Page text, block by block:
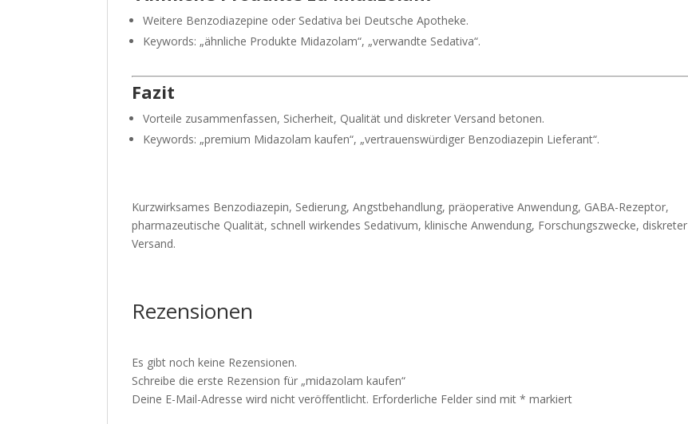
Weitere Benzodiazepine oder Sedativa bei Deutsche Apotheke.
Keywords: „ähnliche Produkte Midazolam“, „verwandte Sedativa“.
Fazit
Vorteile zusammenfassen, Sicherheit, Qualität und diskreter Versand betonen.
Keywords: „premium Midazolam kaufen“, „vertrauenswürdiger Benzodiazepin Lieferant“.
Kurzwirksames Benzodiazepin, Sedierung, Angstbehandlung, präoperative Anwendung, GABA-Rezeptor,
pharmazeutische Qualität, schnell wirkendes Sedativum, klinische Anwendung, Forschungszwecke, diskreter
Versand.
Rezensionen
Es gibt noch keine Rezensionen.
Schreibe die erste Rezension für „midazolam kaufen“
Deine E-Mail-Adresse wird nicht veröffentlicht. Erforderliche Felder sind mit* markiert